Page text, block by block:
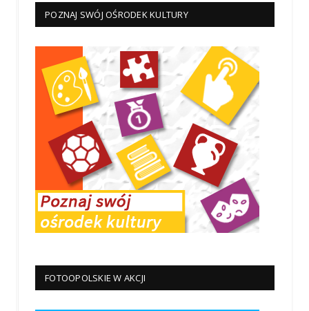
POZNAJ SWÓJ OŚRODEK KULTURY
FOTOOPOLSKIE W AKCJI